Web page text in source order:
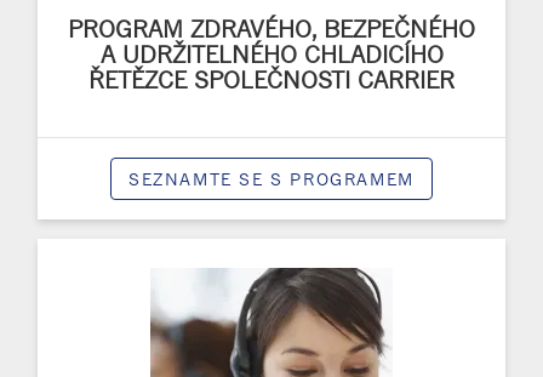
PROGRAM ZDRAVÉHO, BEZPEČNÉHO
A UDRŽITELNÉHO CHLADICÍHO
ŘETĚZCE SPOLEČNOSTI CARRIER
SEZNAMTE SE S PROGRAMEM